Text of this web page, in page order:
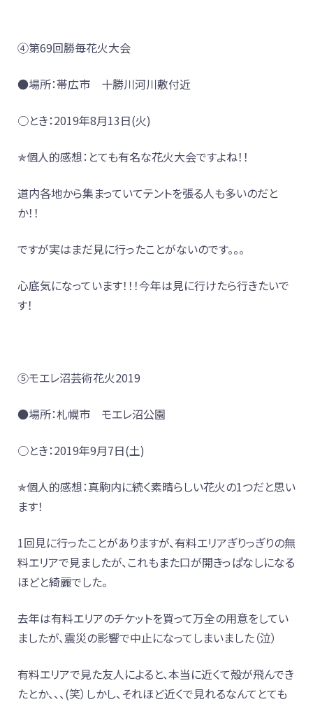
④第69回勝毎花火大会
●場所：帯広市 十勝川河川敷付近
○とき：2019年8月13日(火)
✯個人的感想：とても有名な花火大会ですよね！！
道内各地から集まっていてテントを張る人も多いのだと
か！！
ですが実はまだ見に行ったことがないのです。。。
心底気になっています！！！今年は見に行けたら行きたいで
す！
⑤モエレ沼芸術花火2019
●場所：札幌市 モエレ沼公園
○とき：2019年9月7日(土)
✯個人的感想：真駒内に続く素晴らしい花火の1つだと思い
ます！
1回見に行ったことがありますが、有料エリアぎりっぎりの無
料エリアで見ましたが、これもまた口が開きっぱなしになる
ほどと綺麗でした。
去年は有料エリアのチケットを買って万全の用意をしてい
ましたが、震災の影響で中止になってしまいました（泣）
有料エリアで見た友人によると、本当に近くて殻が飛んでき
たとか、、、(笑）しかし、それほど近くで見れるなんてとても